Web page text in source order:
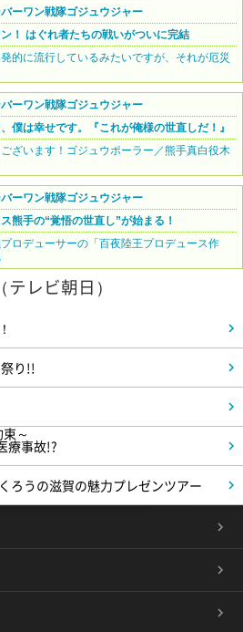
ーワン戦隊ゴジュウジャー
！ はぐれ者たちの戦いがついに完結
的に流行しているみたいですが、それが厄災
ーワン戦隊ゴジュウジャー
僕は幸せです。『これが俺様の世直しだ！』
ざいます！ゴジュウポーラー／熊手真白役木
ーワン戦隊ゴジュウジャー
熊手の“覚悟の世直し”が始まる！
ロデューサーの「百夜陸王プロデュース作
レビ朝日）
り!!
束～
療事故!?
ろうの滋賀の魅力プレゼンツアー